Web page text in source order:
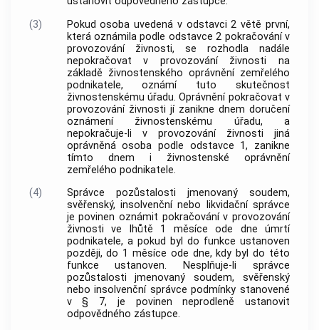
(3)
Pokud osoba uvedená v odstavci 2 větě první,
která oznámila podle odstavce 2 pokračování v
provozování živnosti, se rozhodla nadále
nepokračovat v provozování živnosti na
základě živnostenského oprávnění zemřelého
podnikatele, oznámí tuto skutečnost
živnostenskému úřadu. Oprávnění pokračovat v
provozování živnosti jí zanikne dnem doručení
oznámení živnostenskému úřadu, a
nepokračuje-li v provozování živnosti jiná
oprávněná osoba podle odstavce 1, zanikne
tímto dnem i živnostenské oprávnění
zemřelého podnikatele.
(4)
Správce pozůstalosti jmenovaný soudem,
svěřenský, insolvenční nebo likvidační správce
je povinen oznámit pokračování v provozování
živnosti ve lhůtě 1 měsíce ode dne úmrtí
podnikatele, a pokud byl do funkce ustanoven
později, do 1 měsíce ode dne, kdy byl do této
funkce ustanoven. Nesplňuje-li správce
pozůstalosti jmenovaný soudem, svěřenský
nebo insolvenční správce podmínky stanovené
v § 7, je povinen neprodleně ustanovit
odpovědného zástupce.